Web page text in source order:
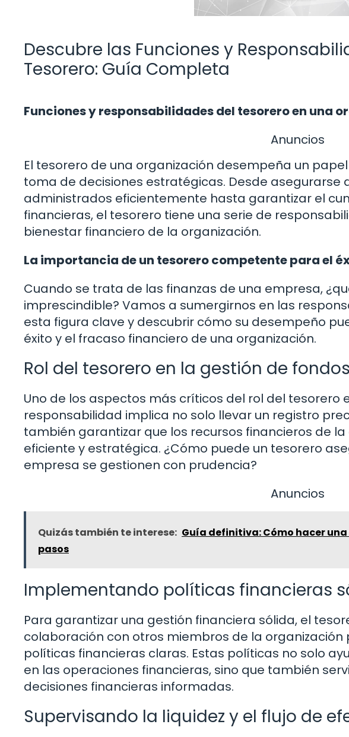
Descubre las Funciones y
Tesorero: Guía Completa
Funciones y responsabilidades del tesorero en una
Anuncios
El tesorero de una organización desempeña un
toma de decisiones estratégicas. Desde asegurarse
administrados eficientemente hasta garantizar el
financieras, el tesorero tiene una serie de
bienestar financiero de la organización.
La importancia de un tesorero competente para el
Cuando se trata de las finanzas de una empresa,
imprescindible? Vamos a sumergirnos en las
esta figura clave y descubrir cómo su desempeño
éxito y el fracaso financiero de una organización.
Rol del tesorero en la gestión de fondos
Uno de los aspectos más críticos del rol del tesorero
responsabilidad implica no solo llevar un registro
también garantizar que los recursos financieros de
eficiente y estratégica. ¿Cómo puede un tesorero
empresa se gestionen con prudencia?
Anuncios
Quizás también te interese: Guía definitiva: Cómo hacer
pasos
Implementando políticas financieras
Para garantizar una gestión financiera sólida, el
colaboración con otros miembros de la
políticas financieras claras. Estas políticas no solo
en las operaciones financieras, sino que también
decisiones financieras informadas.
Supervisando la liquidez y el flujo de